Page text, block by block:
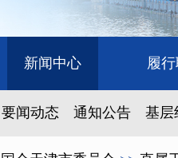
新闻中心 履
要闻动态 通知公告 基层